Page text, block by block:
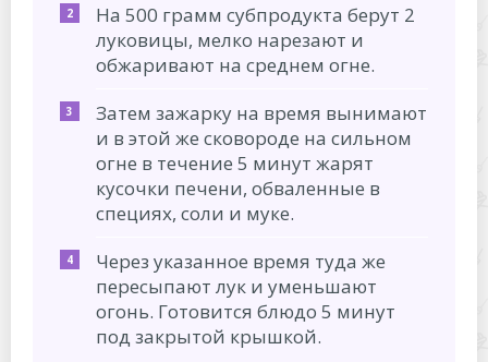
На 500 грамм субпродукта берут 2
луковицы, мелко нарезают и
обжаривают на среднем огне.
Затем зажарку на время вынимают
и в этой же сковороде на сильном
огне в течение 5 минут жарят
кусочки печени, обваленные в
специях, соли и муке.
Через указанное время туда же
пересыпают лук и уменьшают
огонь. Готовится блюдо 5 минут
под закрытой крышкой.